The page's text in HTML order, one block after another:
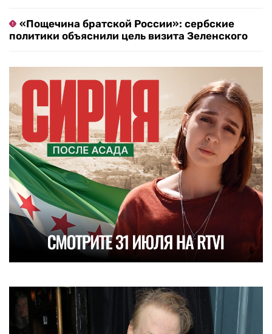
«Пощечина братской России»: сербские
политики объяснили цель визита Зеленского